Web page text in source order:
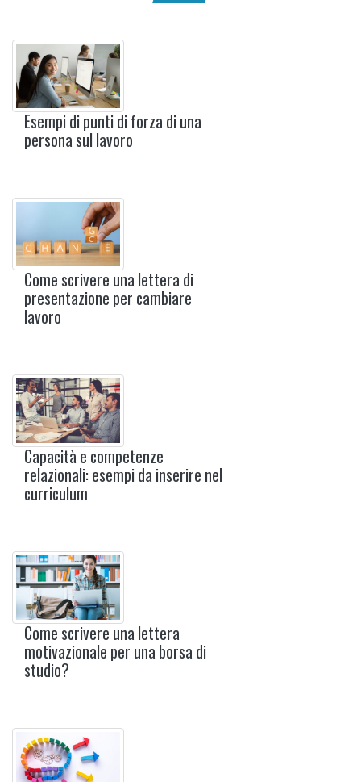
Esempi di punti di forza di una
persona sul lavoro
Come scrivere una lettera di
presentazione per cambiare
lavoro
Capacità e competenze
relazionali: esempi da inserire nel
curriculum
Come scrivere una lettera
motivazionale per una borsa di
studio?